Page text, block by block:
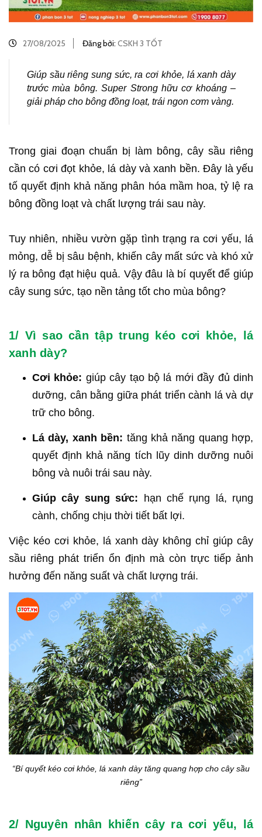
27/08/2025 Đăng bởi: CSKH 3 TỐT
Giúp sầu riêng sung sức, ra cơi khỏe, lá xanh dày
trước mùa bông. Super Strong hữu cơ khoáng –
giải pháp cho bông đồng loạt, trái ngon cơm vàng.
Trong giai đoạn chuẩn bị làm bông, cây sầu riêng
cần có cơi đọt khỏe, lá dày và xanh bền. Đây là yếu
tố quyết định khả năng phân hóa mầm hoa, tỷ lệ ra
bông đồng loạt và chất lượng trái sau này.
Tuy nhiên, nhiều vườn gặp tình trạng ra cơi yếu, lá
mỏng, dễ bị sâu bệnh, khiến cây mất sức và khó xử
lý ra bông đạt hiệu quả. Vậy đâu là bí quyết để giúp
cây sung sức, tạo nền tảng tốt cho mùa bông?
1/ Vì sao cần tập trung kéo cơi khỏe, lá
xanh dày?
Cơi khỏe: giúp cây tạo bộ lá mới đầy đủ dinh
dưỡng, cân bằng giữa phát triển cành lá và dự
trữ cho bông.
Lá dày, xanh bền: tăng khả năng quang hợp,
quyết định khả năng tích lũy dinh dưỡng nuôi
bông và nuôi trái sau này.
Giúp cây sung sức: hạn chế rụng lá, rụng
cành, chống chịu thời tiết bất lợi.
Việc kéo cơi khỏe, lá xanh dày không chỉ giúp cây
sầu riêng phát triển ổn định mà còn trực tiếp ảnh
hưởng đến năng suất và chất lượng trái.
“Bí quyết kéo cơi khỏe, lá xanh dày tăng quang hợp cho cây sầu
riêng”
2/ Nguyên nhân khiến cây ra cơi yếu, lá